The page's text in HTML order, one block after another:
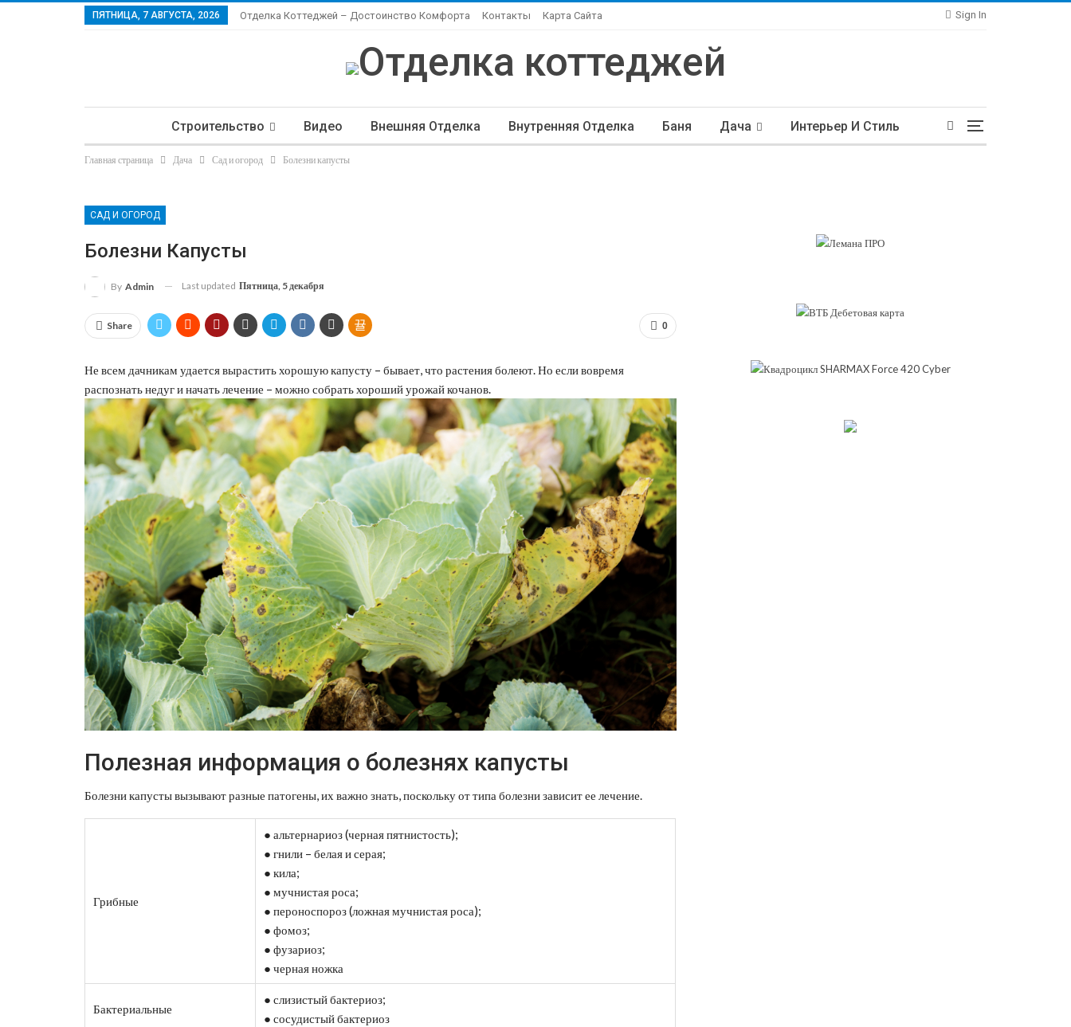
Sign In
ПЯТНИЦА, 7 АВГУСТА, 2026 Отделка Коттеджей – Достоинство Комфорта Контакты Карта Сайта
Строительство Видео Внешняя Отделка Внутренняя Отделка Баня Дача Интерьер И Стиль
Ландшафтный Дизайн
Главная страница Дача Сад и огород Болезни капусты
САД И ОГОРОД
Болезни Капусты
By Admin Last updated Пятница, 5 декабря
0
Share
Не всем дачникам удается вырастить хорошую капусту – бывает, что растения болеют. Но если вовремя
распознать недуг и начать лечение – можно собрать хороший урожай кочанов.
Полезная информация о болезнях капусты
Болезни капусты вызывают разные патогены, их важно знать, поскольку от типа болезни зависит ее лечение.
Грибные
● альтернариоз (черная пятнистость);
● гнили – белая и серая;
● кила;
● мучнистая роса;
● пероноспороз (ложная мучнистая роса);
● фомоз;
● фузариоз;
● черная ножка
Бактериальные
● слизистый бактериоз;
● сосудистый бактериоз